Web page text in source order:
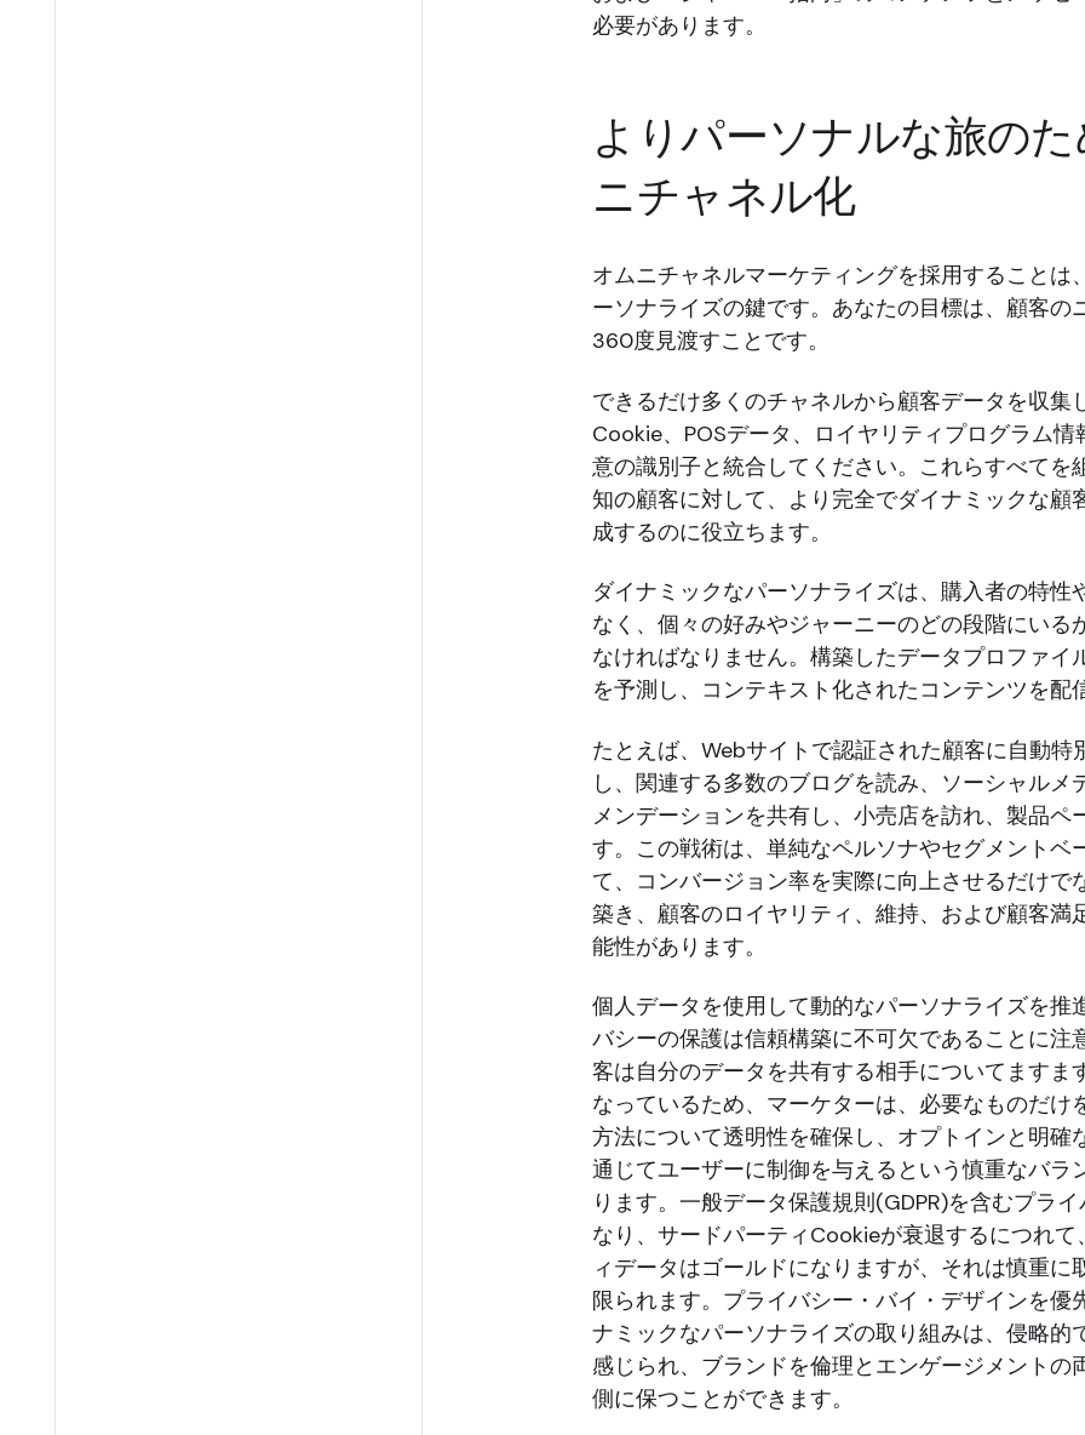
必要があります。
よりパーソナルな旅の
ニチャネル化
オムニチャネルマーケティングを採用することは
ーソナライズの鍵です。あなたの目標は、顧客の
360度見渡すことです。
できるだけ多くのチャネルから顧客データを収集
Cookie、POSデータ、ロイヤリティプログラム
意の識別子と統合してください。これらすべてを
知の顧客に対して、より完全でダイナミックな顧
成するのに役立ちます。
ダイナミックなパーソナライズは、購入者の特性
なく、個々の好みやジャーニーのどの段階にいる
なければなりません。構築したデータプロファイ
を予測し、コンテキスト化されたコンテンツを配
たとえば、Webサイトで認証された顧客に自動特
し、関連する多数のブログを読み、ソーシャルメ
メンデーションを共有し、小売店を訪れ、製品ペ
す。この戦術は、単純なペルソナやセグメントベ
て、コンバージョン率を実際に向上させるだけで
築き、顧客のロイヤリティ、維持、および顧客満
能性があります。
個人データを使用して動的なパーソナライズを推
バシーの保護は信頼構築に不可欠であることに注
客は自分のデータを共有する相手についてますま
なっているため、マーケターは、必要なものだけ
方法について透明性を確保し、オプトインと明確
通じてユーザーに制御を与えるという慎重なバラ
ります。一般データ保護規則(GDPR)を含むプラ
なり、サードパーティCookieが衰退するにつれ
ィデータはゴールドになりますが、それは慎重に
限られます。プライバシー・バイ・デザインを優
ナミックなパーソナライズの取り組みは、侵略的
感じられ、ブランドを倫理とエンゲージメントの
側に保つことができます。